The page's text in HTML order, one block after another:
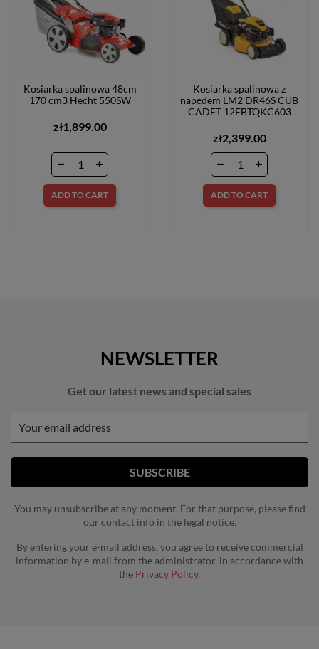
Kosiarka spalinowa 48cm
170 cm3 Hecht 550SW
zł1,899.00
ADD TO CART
Kosiarka spalinowa z
napędem LM2 DR46S CUB
CADET 12EBTQKC603
zł2,399.00
ADD TO CART
NEWSLETTER
Get our latest news and special sales
You may unsubscribe at any moment. For that purpose, please find
our contact info in the legal notice.
By entering your e-mail address, you agree to receive commercial
information by e-mail from the administrator, in accordance with
the Privacy Policy.